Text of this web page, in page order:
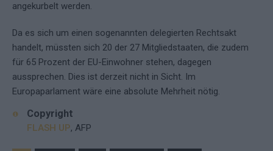
angekurbelt werden.
Da es sich um einen sogenannten delegierten Rechtsakt
handelt, müssten sich 20 der 27 Mitgliedstaaten, die zudem
für 65 Prozent der EU-Einwohner stehen, dagegen
aussprechen. Dies ist derzeit nicht in Sicht. Im
Europaparlament wäre eine absolute Mehrheit nötig.
Copyright
FLASH UP, AFP